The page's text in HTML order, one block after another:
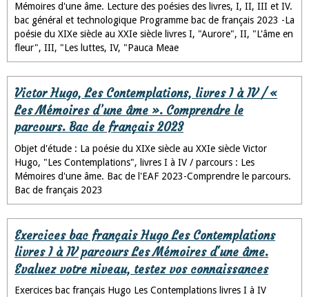
Mémoires d'une âme. Lecture des poésies des livres, I, II, III et IV.
bac général et technologique Programme bac de français 2023 -La
poésie du XIXe siècle au XXIe siècle livres I, "Aurore", II, "L'âme en
fleur", III, "Les luttes, IV, "Pauca Meae
Victor Hugo, Les Contemplations, livres I à IV / «
Les Mémoires d’une âme ». Comprendre le
parcours. Bac de français 2023
Objet d'étude : La poésie du XIXe siècle au XXIe siècle Victor
Hugo, "Les Contemplations", livres I à IV / parcours : Les
Mémoires d'une âme. Bac de l'EAF 2023-Comprendre le parcours.
Bac de français 2023
Exercices bac français Hugo Les Contemplations
livres I à IV parcours Les Mémoires d'une âme.
Evaluez votre niveau, testez vos connaissances
Exercices bac français Hugo Les Contemplations livres I à IV